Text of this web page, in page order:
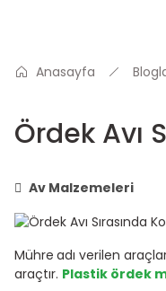
Anasayfa
Ördek Avı
Av Malzemeleri
Mühre adı verilen
araçtır. Plastik ördek